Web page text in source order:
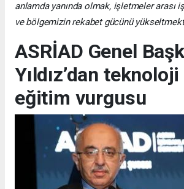
anlamda yanında olmak, işletmeler arası
ve bölgemizin rekabet gücünü
ASRİAD Genel
Yıldız’dan
eğitim vurgusu